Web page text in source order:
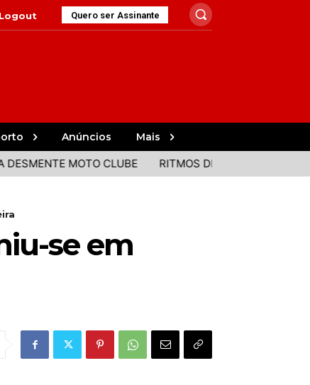
Quero ser Assinante
Anúncios Mais
MOTO CLUBE RITMOS DE PORTUGAL E BRASIL
se em